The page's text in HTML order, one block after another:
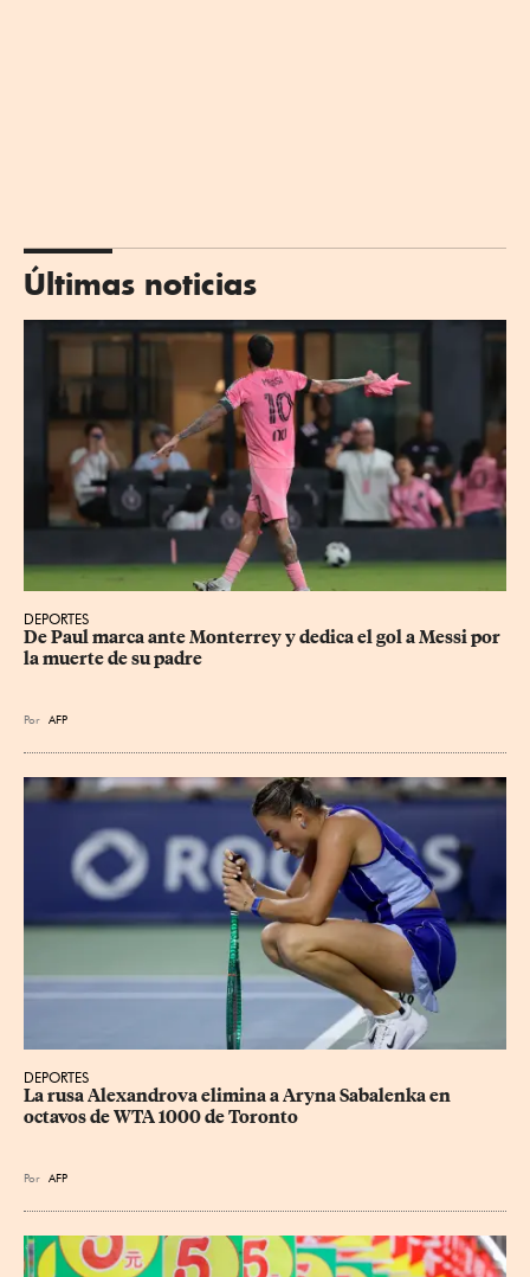
Últimas noticias
DEPORTES
De Paul marca ante Monterrey y dedica el gol a Messi por
la muerte de su padre
Por AFP
DEPORTES
La rusa Alexandrova elimina a Aryna Sabalenka en
octavos de WTA 1000 de Toronto
Por AFP